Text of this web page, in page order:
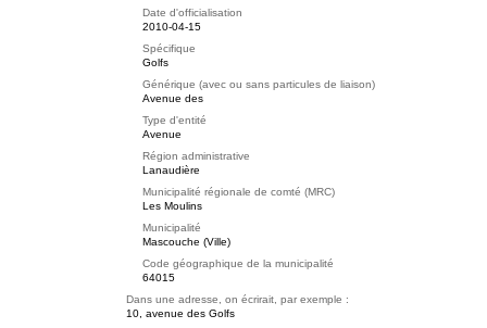
Date d'officialisation
2010-04-15
Spécifique
Golfs
Générique (avec ou sans particules de liaison)
Avenue des
Type d'entité
Avenue
Région administrative
Lanaudière
Municipalité régionale de comté (MRC)
Les Moulins
Municipalité
Mascouche (Ville)
Code géographique de la municipalité
64015
Dans une adresse, on écrirait, par exemple :
10, avenue des Golfs